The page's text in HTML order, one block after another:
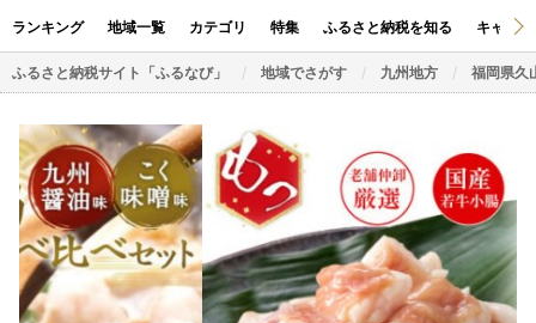
ランキング 地域一覧 カテゴリ 特集 ふるさと納税を知る キャン
ふるさと納税サイト「ふるなび」 地域でさがす 九州地方 福岡県久